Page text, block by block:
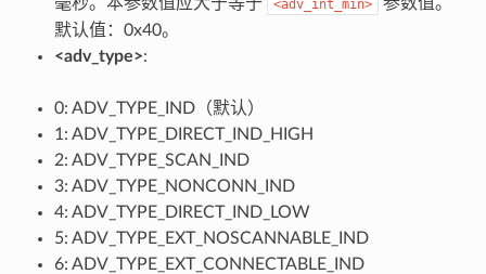
<adv_int_min>
默认值：0x40。
<adv_type>:
0: ADV_TYPE_IND（默认）
1: ADV_TYPE_DIRECT_IND_HIGH
2: ADV_TYPE_SCAN_IND
3: ADV_TYPE_NONCONN_IND
4: ADV_TYPE_DIRECT_IND_LOW
5: ADV_TYPE_EXT_NOSCANNABLE_IND
6: ADV_TYPE_EXT_CONNECTABLE_IND